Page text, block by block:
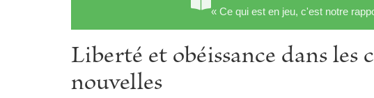
« Ce qui est en jeu, c'est notre
Liberté et obéissance dans les
nouvelles